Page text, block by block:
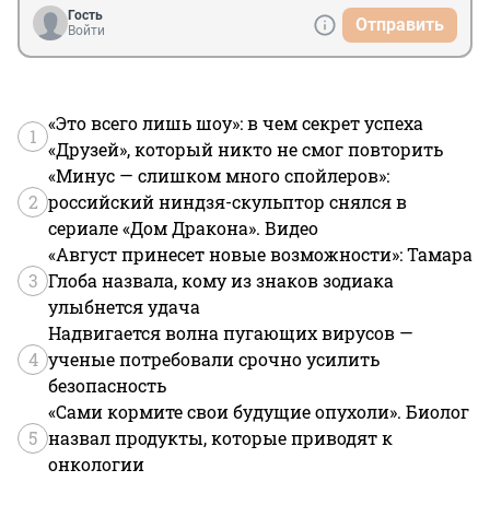
Гость
Войти
Отправить
1
«Это всего лишь шоу»: в чем секрет успеха
«Друзей», который никто не смог повторить
2
«Минус — слишком много спойлеров»:
российский ниндзя-скульптор снялся в
сериале «Дом Дракона». Видео
3
«Август принесет новые возможности»: Тамара
Глоба назвала, кому из знаков зодиака
улыбнется удача
4
Надвигается волна пугающих вирусов —
ученые потребовали срочно усилить
безопасность
5
«Сами кормите свои будущие опухоли». Биолог
назвал продукты, которые приводят к
онкологии